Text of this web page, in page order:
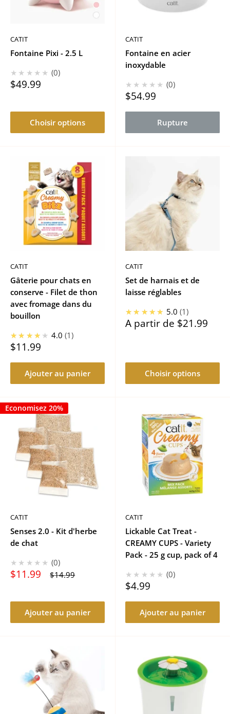
CATIT
Fontaine Pixi - 2.5 L
★★★★★ 0
Prix
$49.99
Choisir options
CATIT
Fontaine en acier
inoxydable
★★★★★ 0
Prix
$54.99
Rupture
CATIT
Gâterie pour chats en
conserve - Filet de thon
avec fromage dans du
bouillon
★★★★★ 4.0 1
Prix
$11.99
Ajouter au panier
CATIT
Set de harnais et de
laisse réglables
★★★★★ 5.0 1
Prix
réduit
A partir de $21.99
Choisir options
Economisez 20%
CATIT
Senses 2.0 - Kit d'herbe
de chat
★★★★★ 0
Prix
$11.99 Prix
normal
$14.99
Ajouter au panier
CATIT
Lickable Cat Treat -
CREAMY CUPS - Variety
Pack - 25 g cup, pack of 4
★★★★★ 0
Prix
$4.99
Ajouter au panier